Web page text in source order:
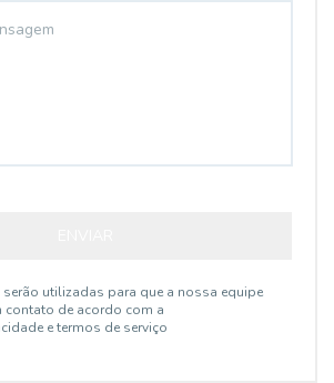
utilizadas para que a nossa equipe
contato de acordo com a
e termos de serviço